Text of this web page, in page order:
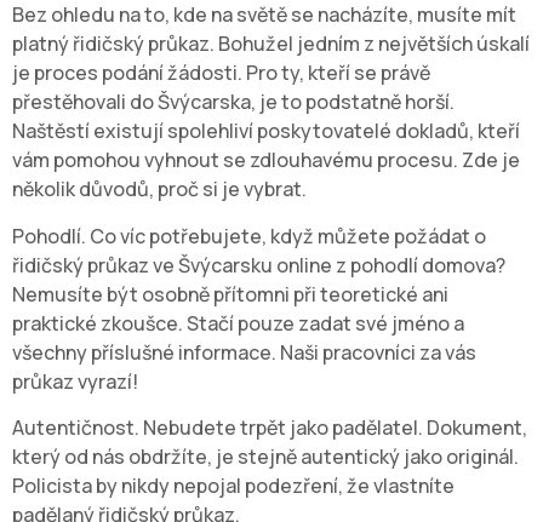
Bez ohledu na to, kde na světě se nacházíte, musíte mít
platný řidičský průkaz. Bohužel jedním z největších úskalí
je proces podání žádosti. Pro ty, kteří se právě
přestěhovali do Švýcarska, je to podstatně horší.
Naštěstí existují spolehliví poskytovatelé dokladů, kteří
vám pomohou vyhnout se zdlouhavému procesu. Zde je
několik důvodů, proč si je vybrat.
Pohodlí. Co víc potřebujete, když můžete požádat o
řidičský průkaz ve Švýcarsku online z pohodlí domova?
Nemusíte být osobně přítomni při teoretické ani
praktické zkoušce. Stačí pouze zadat své jméno a
všechny příslušné informace. Naši pracovníci za vás
průkaz vyrazí!
Autentičnost. Nebudete trpět jako padělatel. Dokument,
který od nás obdržíte, je stejně autentický jako originál.
Policista by nikdy nepojal podezření, že vlastníte
padělaný řidičský průkaz.